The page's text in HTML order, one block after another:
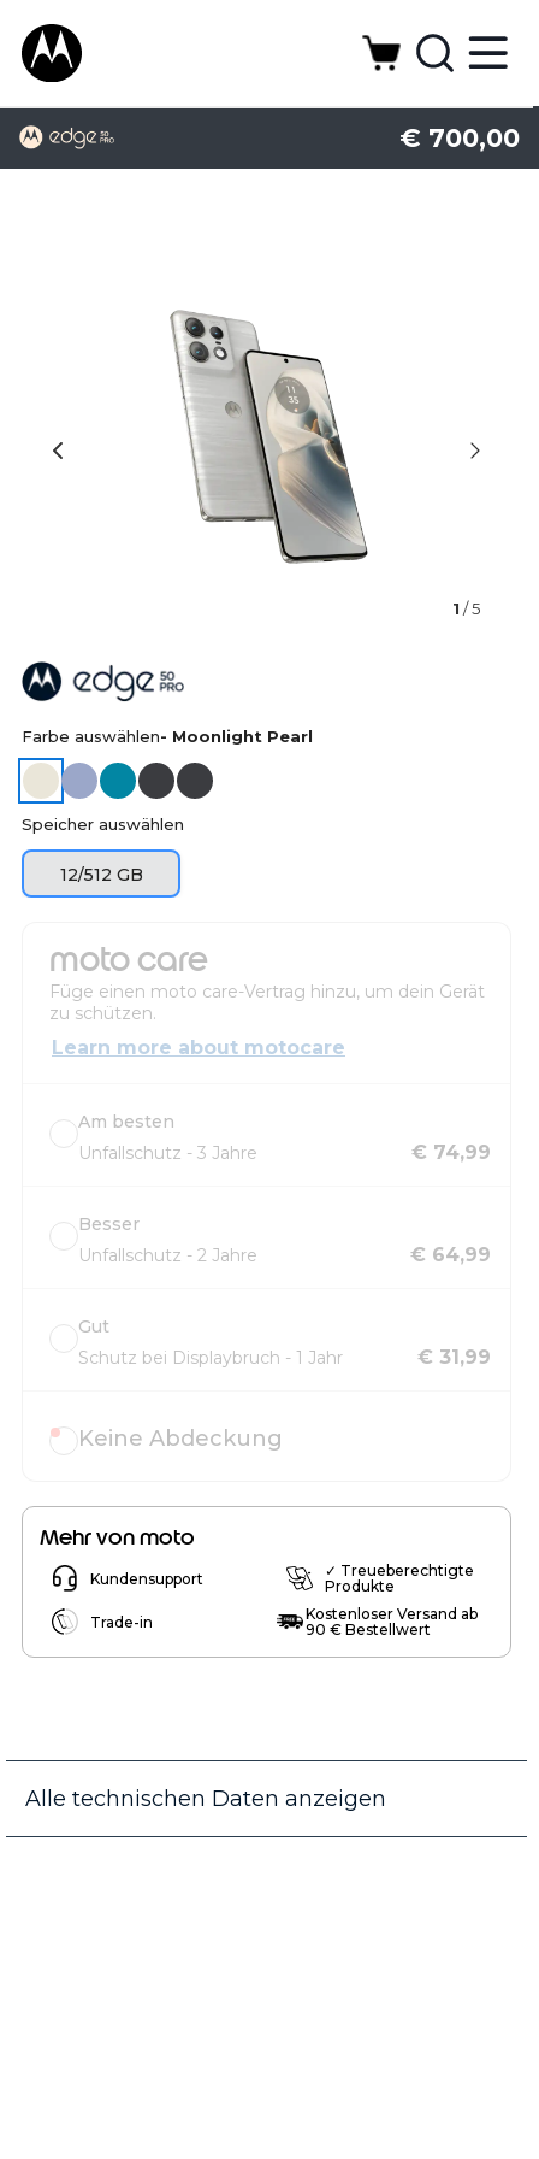
€ 700,00
1 / 5
Farbe auswählen- Moonlight Pearl
Speicher auswählen
12/512 GB
moto care
Füge einen moto care-Vertrag hinzu, um dein Gerät
zu schützen.
Learn more about motocare
Am besten
Unfallschutz - 3 Jahre
€ 74,99
Besser
Unfallschutz - 2 Jahre
€ 64,99
Gut
Schutz bei Displaybruch - 1 Jahr
€ 31,99
Keine Abdeckung
Mehr von moto
Kundensupport
✓ Treueberechtigte
Produkte
Trade-in
Kostenloser Versand ab
90 € Bestellwert
Alle technischen Daten anzeigen